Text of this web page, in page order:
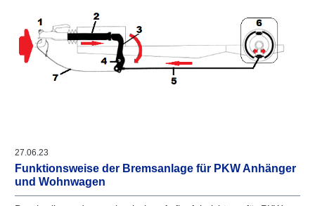
27.06.23
Funktionsweise der Bremsanlage für PKW Anhänger
und Wohnwagen